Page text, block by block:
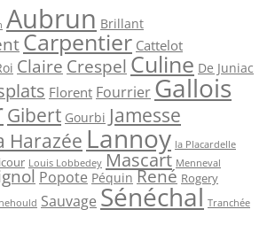
Aubrun Brillant
Carpentier Cattelot
Claire Crespel Culine De Juniac
Florent Fourrier Gallois
Gibert Gourbi Jamesse
Harazée Lannoy la Placardelle
Louis Lobbedey Mascart Menneval
Popote Péquin René Rogery
Sauvage Sénéchal Tranchée